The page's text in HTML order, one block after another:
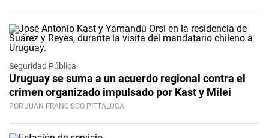
Seguridad Pública
Uruguay se suma a un acuerdo regional contra el
crimen organizado impulsado por Kast y Milei
POR JUAN FRANCISCO PITTALUGA